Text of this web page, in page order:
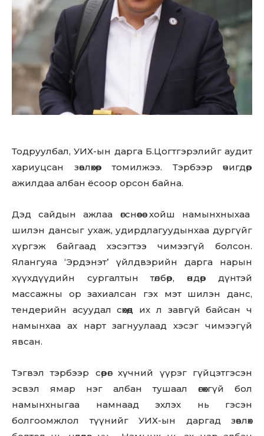
Тодруулбал, УИХ-ын дарга Б.Цогтгэрэлийг аудит
хариуцсан зөвлөхөөр томилжээ. Тэрбээр өчигдөр
ажилдаа албан ёсоор орсон байна.
Дэд сайдын ажлаа өгснөөсөө хойш намынхныхаа
шилэн дансыг ухаж, удирдлагуудынхаа дургүйг
хүргэж байгаад хэсэгтээ чимээгүй болсон.
Ялангуяа ‘Эрдэнэт’ үйлдвэрийн дарга нарын
хүүхдүүдийн сургалтын төлбөр, өндөр дүнтэй
массажны ор захиалсан гэх мэт шилэн данс,
тендерийн асуудал сөхөөд их л завгүй байсан ч
намынхаа ах нарт загнуулаад хэсэг чимээгүй
явсан.
Тэгвэл тэрбээр сөрөг хүчний үүрэг гүйцэтгэсэн
эсвэл ямар нэг албан тушаал өгөхгүй бол
намынхныгаа намнаад эхлэх нь гэсэн
болгоомжлол түүнийг УИХ-ын даргад зөвлөх